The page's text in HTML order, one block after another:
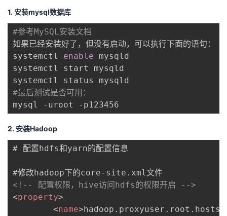
验
收
藏
议
1. 安装mysql数据库
#参考MySQL安装文档
如果已经安装好了，但没有启动，可以执行下面的语句：
systemctl enable mysqld
systemctl start mysqld
#最后测试是否可用：
mysql -uroot -p123456
2. 安装Hadoop
# 配置hdfs和yarn的配置信息
<!-- 配置权限，hive访问hdfs的权限开启 -->
<property>
<name> hadoop.proxyuser.root.hosts